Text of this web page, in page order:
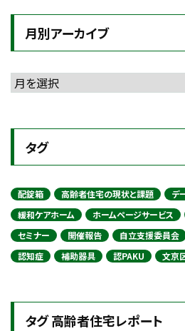
月別アーカイブ
タグ
配錠箱 高齢者住宅の現状と課題
デ
緩和ケアホーム
ホームページサービス
セミナー
開催報告 自立支援委員会
認知症
補助器具 認PAKU 文京
タグ 高齢者住宅レポート